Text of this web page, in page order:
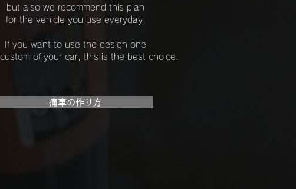
but also we recommend this plan
for the vehicle you use everyday.
If you want to use the design one
of your car, this is the best choice.
痛車の作り方